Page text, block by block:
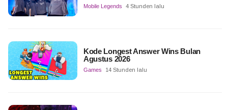
Mobile Legends 4 Stunden lalu
Kode Longest Answer Wins Bulan
Agustus 2026
Games 14 Stunden lalu